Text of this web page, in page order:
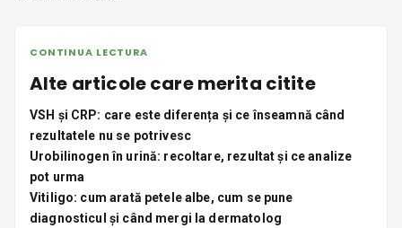
CONTINUA LECTURA
Alte articole care merita citite
VSH și CRP: care este diferența și ce înseamnă când
rezultatele nu se potrivesc
Urobilinogen în urină: recoltare, rezultat și ce analize
pot urma
Vitiligo: cum arată petele albe, cum se pune
diagnosticul și când mergi la dermatolog